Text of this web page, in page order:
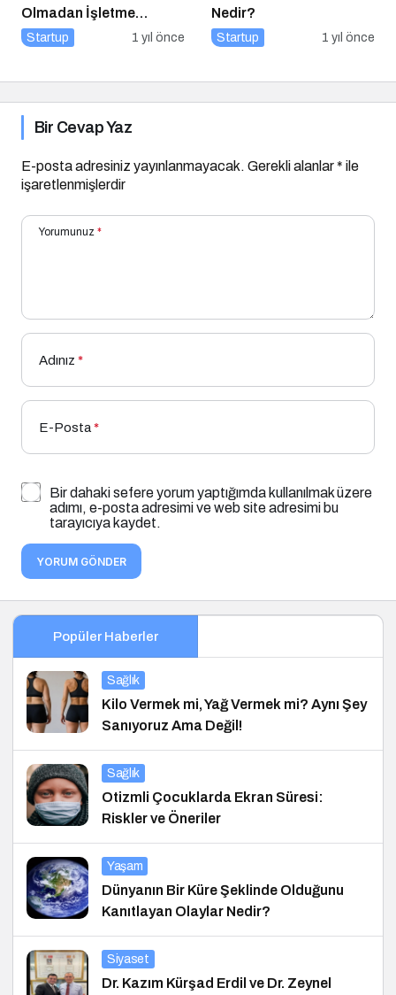
Olmadan İşletme
Yönetimi Olmaz
Startup 1 yıl önce
Nedir?
Startup 1 yıl önce
Bir Cevap Yaz
E-posta adresiniz yayınlanmayacak. Gerekli alanlar* ile
işaretlenmişlerdir
Yorumunuz *
Adınız *
E-Posta*
Bir dahaki sefere yorum yaptığımda kullanılmak üzere
adımı, e-posta adresimi ve web site adresimi bu
tarayıcıya kaydet.
YORUM GÖNDER
Popüler Haberler
Sağlık
Kilo Vermek mi, Yağ Vermek mi? Aynı Şey
Sanıyoruz Ama Değil!
Sağlık
Otizmli Çocuklarda Ekran Süresi:
Riskler ve Öneriler
Yaşam
Dünyanın Bir Küre Şeklinde Olduğunu
Kanıtlayan Olaylar Nedir?
Siyaset
Dr. Kazım Kürşad Erdil ve Dr. Zeynel